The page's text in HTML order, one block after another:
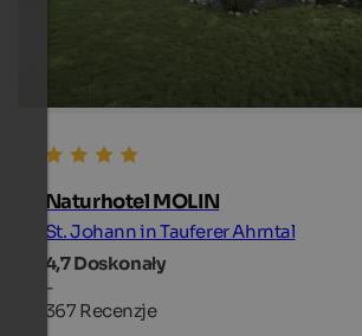
Naturhotel MOLIN
St. Johann in Tauferer Ahrntal
4,7Doskonały
-
367 Recenzje